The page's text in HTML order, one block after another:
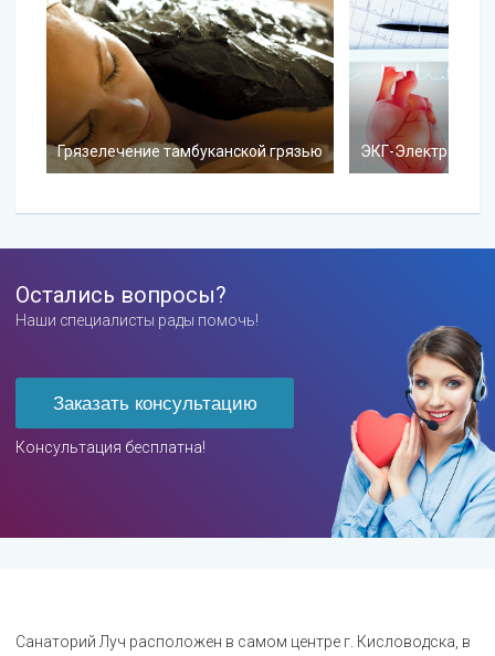
Грязелечение тамбуканской грязью ЭКГ-
Остались вопросы?
Наши специалисты рады помочь!
Заказать консультацию
Консультация бесплатна!
Санаторий Луч расположен в самом центре г. Кисловодска, в